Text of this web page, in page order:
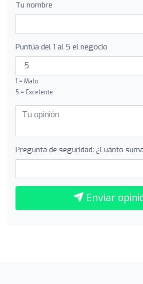
Tu nombre
Puntúa del 1 al 5 el negocio
1 = Malo
5 = Excelente
Pregunta de seguridad: ¿Cuánto
Enviar